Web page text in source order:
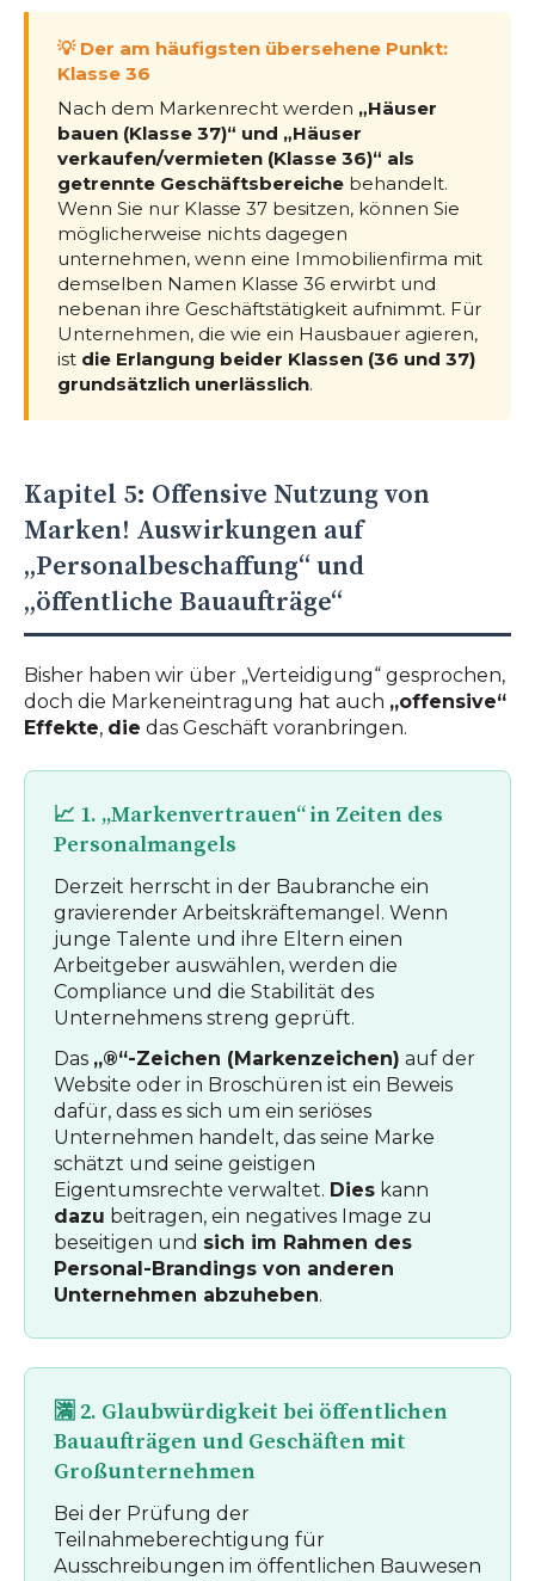
💡 Der am häufigsten übersehene Punkt:
Klasse 36
Nach dem Markenrecht werden „Häuser
bauen (Klasse 37)“ und „Häuser
verkaufen/vermieten (Klasse 36)“ als
getrennte Geschäftsbereiche behandelt.
Wenn Sie nur Klasse 37 besitzen, können Sie
möglicherweise nichts dagegen
unternehmen, wenn eine Immobilienfirma mit
demselben Namen Klasse 36 erwirbt und
nebenan ihre Geschäftstätigkeit aufnimmt. Für
Unternehmen, die wie ein Hausbauer agieren,
ist die Erlangung beider Klassen (36 und 37)
grundsätzlich unerlässlich.
Kapitel 5: Offensive Nutzung von
Marken! Auswirkungen auf
„Personalbeschaffung“ und
„öffentliche Bauaufträge“
Bisher haben wir über „Verteidigung“ gesprochen,
doch die Markeneintragung hat auch „offensive“
Effekte, die das Geschäft voranbringen.
📈 1. „Markenvertrauen“ in Zeiten des
Personalmangels
Derzeit herrscht in der Baubranche ein
gravierender Arbeitskräftemangel. Wenn
junge Talente und ihre Eltern einen
Arbeitgeber auswählen, werden die
Compliance und die Stabilität des
Unternehmens streng geprüft.
Das „®“-Zeichen (Markenzeichen) auf der
Website oder in Broschüren ist ein Beweis
dafür, dass es sich um ein seriöses
Unternehmen handelt, das seine Marke
schätzt und seine geistigen
Eigentumsrechte verwaltet. Dies kann
dazu beitragen, ein negatives Image zu
beseitigen und sich im Rahmen des
Personal-Brandings von anderen
Unternehmen abzuheben.
🈵 2. Glaubwürdigkeit bei öffentlichen
Bauaufträgen und Geschäften mit
Großunternehmen
Bei der Prüfung der
Teilnahmeberechtigung für
Ausschreibungen im öffentlichen Bauwesen